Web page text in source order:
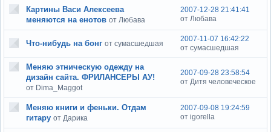
Картины Васи Алексеева
меняются на енотов от Любава
2007-12-28 21:41:41
от Любава
Что-нибудь на бонг от сумасшедшая
2007-11-07 16:42:22
от сумасшедшая
Меняю этническую одежду на
дизайн сайта. ФРИЛАНСЕРЫ АУ!
от Dima_Maggot
2007-09-28 23:58:54
от Дитя человеческое
Меняю книги и феньки. Отдам
гитару от Дарика
2007-09-08 19:24:59
от igorella